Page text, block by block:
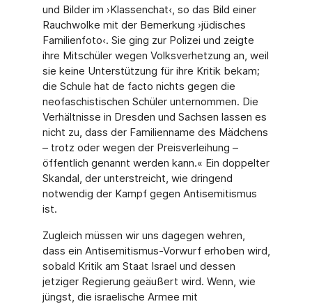
und Bilder im ›Klassenchat‹, so das Bild einer
Rauchwolke mit der Bemerkung ›jüdisches
Familienfoto‹. Sie ging zur Polizei und zeigte
ihre Mitschüler wegen Volksverhetzung an, weil
sie keine Unterstützung für ihre Kritik bekam;
die Schule hat de facto nichts gegen die
neofaschistischen Schüler unternommen. Die
Verhältnisse in Dresden und Sachsen lassen es
nicht zu, dass der Familienname des Mädchens
– trotz oder wegen der Preisverleihung –
öffentlich genannt werden kann.« Ein doppelter
Skandal, der unterstreicht, wie dringend
notwendig der Kampf gegen Antisemitismus
ist.
Zugleich müssen wir uns dagegen wehren,
dass ein Antisemitismus-Vorwurf erhoben wird,
sobald Kritik am Staat Israel und dessen
jetziger Regierung geäußert wird. Wenn, wie
jüngst, die israelische Armee mit